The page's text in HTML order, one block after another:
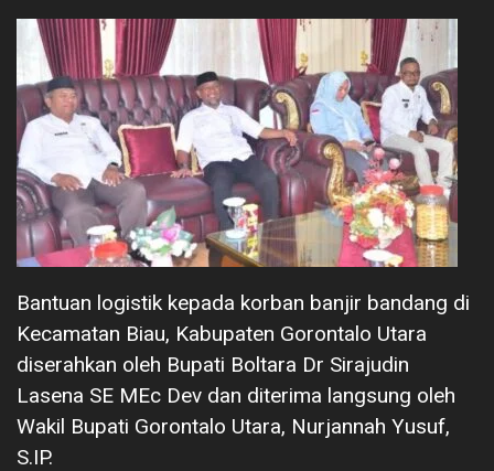
Bantuan logistik kepada korban banjir bandang di
Kecamatan Biau, Kabupaten Gorontalo Utara
diserahkan oleh Bupati Boltara Dr Sirajudin
Lasena SE MEc Dev dan diterima langsung oleh
Wakil Bupati Gorontalo Utara, Nurjannah Yusuf,
S.IP.